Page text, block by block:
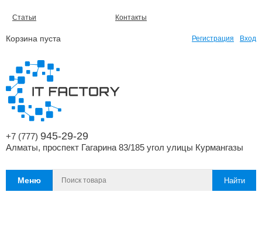
Статьи Контакты
Корзина пуста Регистрация Вход
+7 (777) 945-29-29
Алматы, проспект Гагарина 83/185 угол улицы Курмангазы
Меню